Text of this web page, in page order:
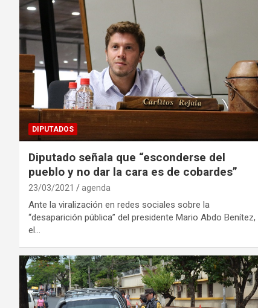
DIPUTADOS
Diputado señala que “esconderse del
pueblo y no dar la cara es de cobardes”
23/03/2021 agenda
Ante la viralización en redes sociales sobre la
“desaparición pública” del presidente Mario Abdo Benítez,
el…